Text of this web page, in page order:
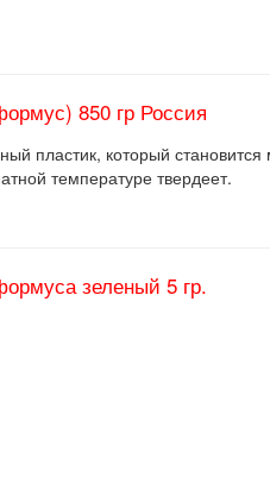
850 гр Россия
пластик, который становится
температуре твердеет.
зеленый 5 гр.